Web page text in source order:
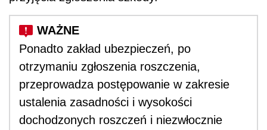
Ponadto zakład ubezpieczeń, po
otrzymaniu zgłoszenia roszczenia,
przeprowadza postępowanie w zakresie
ustalenia zasadności i wysokości
dochodzonych roszczeń i niezwłocznie